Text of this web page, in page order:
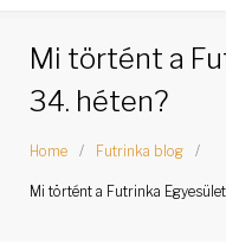
Mi történt a
34. héten?
Home / Futrinka blog /
Mi történt a Futrinka